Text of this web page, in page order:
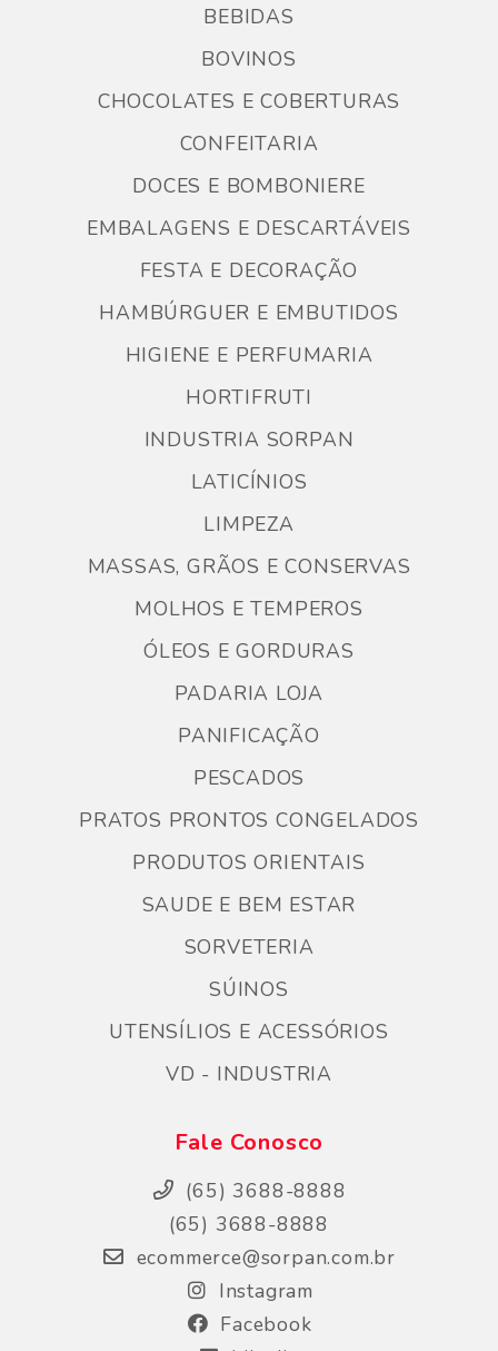
BEBIDAS
BOVINOS
CHOCOLATES E COBERTURAS
CONFEITARIA
DOCES E BOMBONIERE
EMBALAGENS E DESCARTÁVEIS
FESTA E DECORAÇÃO
HAMBÚRGUER E EMBUTIDOS
HIGIENE E PERFUMARIA
HORTIFRUTI
INDUSTRIA SORPAN
LATICÍNIOS
LIMPEZA
MASSAS, GRÃOS E CONSERVAS
MOLHOS E TEMPEROS
ÓLEOS E GORDURAS
PADARIA LOJA
PANIFICAÇÃO
PESCADOS
PRATOS PRONTOS CONGELADOS
PRODUTOS ORIENTAIS
SAUDE E BEM ESTAR
SORVETERIA
SÚINOS
UTENSÍLIOS E ACESSÓRIOS
VD - INDUSTRIA
Fale Conosco
(65) 3688-8888
(65) 3688-8888
ecommerce@sorpan.com.br
Instagram
Facebook